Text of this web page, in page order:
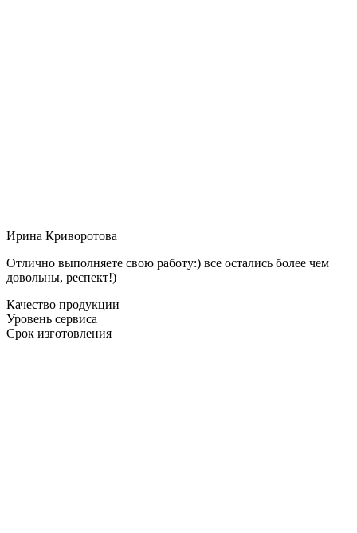
Ирина Криворотова
Отлично выполняете свою работу:) все остались более чем
довольны, респект!)
Качество продукции
Уровень сервиса
Срок изготовления